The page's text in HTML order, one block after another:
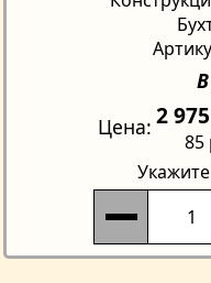
Цена 2
85